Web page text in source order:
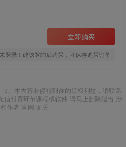
立即购买
登录！建议登陆后购买，可保存购买订单
3、本内容若侵犯到你的版权利益，请联系
值付费环节课程或软件 请马上删除退出 涉
作者 官网 无关